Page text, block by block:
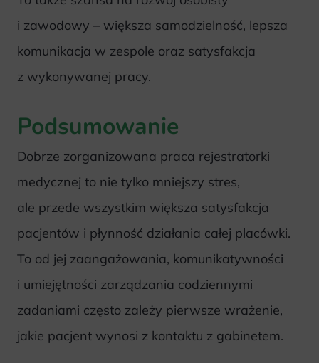
i zawodowy – większa samodzielność, lepsza
komunikacja w zespole oraz satysfakcja
z wykonywanej pracy.
Podsumowanie
Dobrze zorganizowana praca rejestratorki
medycznej to nie tylko mniejszy stres,
ale przede wszystkim większa satysfakcja
pacjentów i płynność działania całej placówki.
To od jej zaangażowania, komunikatywności
i umiejętności zarządzania codziennymi
zadaniami często zależy pierwsze wrażenie,
jakie pacjent wynosi z kontaktu z gabinetem.